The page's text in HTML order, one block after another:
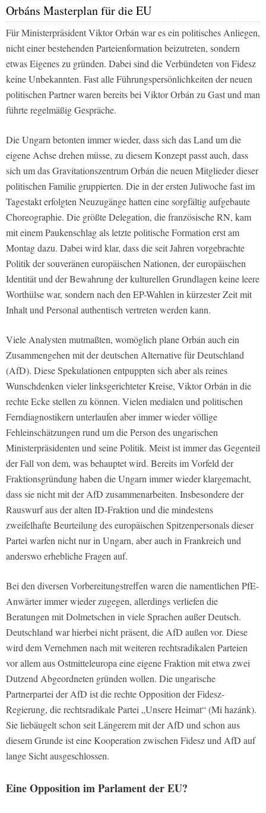
Orbáns Masterplan für die EU
Für Ministerpräsident Viktor Orbán war es ein politisches Anliegen,
nicht einer bestehenden Parteienformation beizutreten, sondern
etwas Eigenes zu gründen. Dabei sind die Verbündeten von Fidesz
keine Unbekannten. Fast alle Führungspersönlichkeiten der neuen
politischen Partner waren bereits bei Viktor Orbán zu Gast und man
führte regelmäßig Gespräche.
Die Ungarn betonten immer wieder, dass sich das Land um die
eigene Achse drehen müsse, zu diesem Konzept passt auch, dass
sich um das Gravitationszentrum Orbán die neuen Mitglieder dieser
politischen Familie gruppierten. Die in der ersten Juliwoche fast im
Tagestakt erfolgten Neuzugänge hatten eine sorgfältig aufgebaute
Choreographie. Die größte Delegation, die französische RN, kam
mit einem Paukenschlag als letzte politische Formation erst am
Montag dazu. Dabei wird klar, dass die seit Jahren vorgebrachte
Politik der souveränen europäischen Nationen, der europäischen
Identität und der Bewahrung der kulturellen Grundlagen keine leere
Worthülse war, sondern nach den EP-Wahlen in kürzester Zeit mit
Inhalt und Personal authentisch vertreten werden kann.
Viele Analysten mutmaßten, womöglich plane Orbán auch ein
Zusammengehen mit der deutschen Alternative für Deutschland
(AfD). Diese Spekulationen entpuppten sich aber als reines
Wunschdenken vieler linksgerichteter Kreise, Viktor Orbán in die
rechte Ecke stellen zu können. Vielen medialen und politischen
Ferndiagnostikern unterlaufen aber immer wieder völlige
Fehleinschätzungen rund um die Person des ungarischen
Ministerpräsidenten und seine Politik. Meist ist immer das Gegenteil
der Fall von dem, was behauptet wird. Bereits im Vorfeld der
Fraktionsgründung haben die Ungarn immer wieder klargemacht,
dass sie nicht mit der AfD zusammenarbeiten. Insbesondere der
Rauswurf aus der alten ID-Fraktion und die mindestens
zweifelhafte Beurteilung des europäischen Spitzenpersonals dieser
Partei warfen nicht nur in Ungarn, aber auch in Frankreich und
anderswo erhebliche Fragen auf.
Bei den diversen Vorbereitungstreffen waren die namentlichen PfE-
Anwärter immer wieder zugegen, allerdings verliefen die
Beratungen mit Dolmetschen in viele Sprachen außer Deutsch.
Deutschland war hierbei nicht präsent, die AfD außen vor. Diese
wird dem Vernehmen nach mit weiteren rechtsradikalen Parteien
vor allem aus Ostmitteleuropa eine eigene Fraktion mit etwa zwei
Dutzend Abgeordneten gründen wollen. Die ungarische
Partnerpartei der AfD ist die rechte Opposition der Fidesz-
Regierung, die rechtsradikale Partei „Unsere Heimat“ (Mi hazánk).
Sie liebäugelt schon seit Längerem mit der AfD und schon aus
diesem Grunde ist eine Kooperation zwischen Fidesz und AfD auf
lange Sicht ausgeschlossen.
Eine Opposition im Parlament der EU?